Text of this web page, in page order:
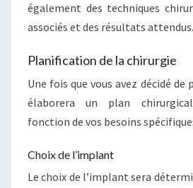
également des techniques
associés et des résultats attendus.
Planification de la chirurgie
Une fois que vous avez décidé de
élaborera un plan
fonction de vos besoins
Choix de l’implant
Le choix de l’implant sera